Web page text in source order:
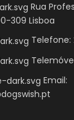
Rua
309 Lisboa
Telefone:
Email: